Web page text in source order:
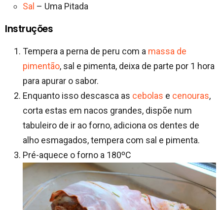
Sal – Uma Pitada
Instruções
Tempera a perna de peru com a massa de
pimentão, sal e pimenta, deixa de parte por 1 hora
para apurar o sabor.
Enquanto isso descasca as cebolas e cenouras,
corta estas em nacos grandes, dispõe num
tabuleiro de ir ao forno, adiciona os dentes de
alho esmagados, tempera com sal e pimenta.
Pré-aquece o forno a 180ºC